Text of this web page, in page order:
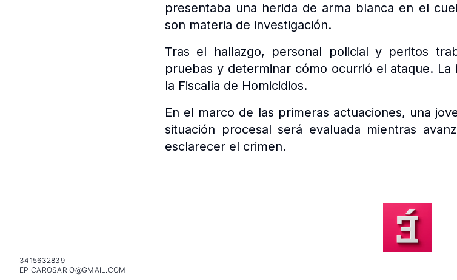
presentaba una herida de arma blanca en el
son materia de investigación.
Tras el hallazgo, personal policial y peritos
pruebas y determinar cómo ocurrió el ataque. La
la Fiscalía de Homicidios.
En el marco de las primeras actuaciones, una
situación procesal será evaluada mientras
esclarecer el crimen.
3415632839
EPICAROSARIO@GMAIL.COM